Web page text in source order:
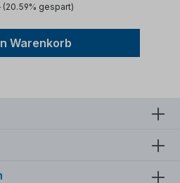
(20.59% gespart)
Warenkorb